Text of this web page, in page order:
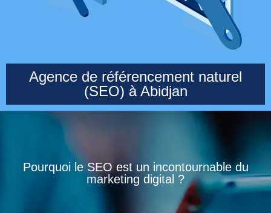
Agence de référencement naturel
(SEO) à Abidjan
Pourquoi le SEO est un incontournable du
marketing digital ?